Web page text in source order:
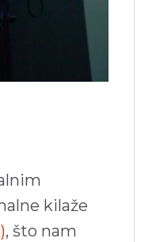
kilaže
, što nam